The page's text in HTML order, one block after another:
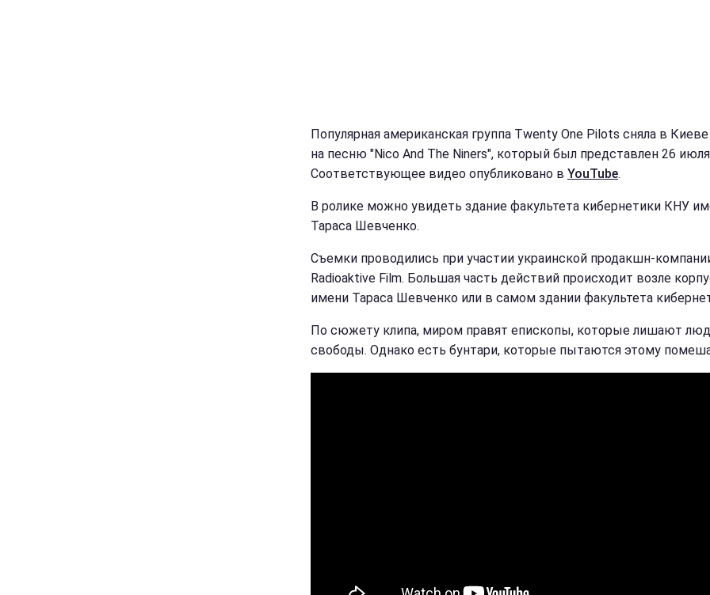
Популярная американская группа Twenty One Pilots сняла в
на песню "Nico And The Niners", который был представлен 26
Соответствующее видео опубликовано в YouTube.
В ролике можно увидеть здание факультета кибернетики КНУ
Тараса Шевченко.
Съемки проводились при участии украинской продакшн-
Radioaktive Film. Большая часть действий происходит возле
имени Тараса Шевченко или в самом здании факультета
По сюжету клипа, миром правят епископы, которые лишают
свободы. Однако есть бунтари, которые пытаются этому